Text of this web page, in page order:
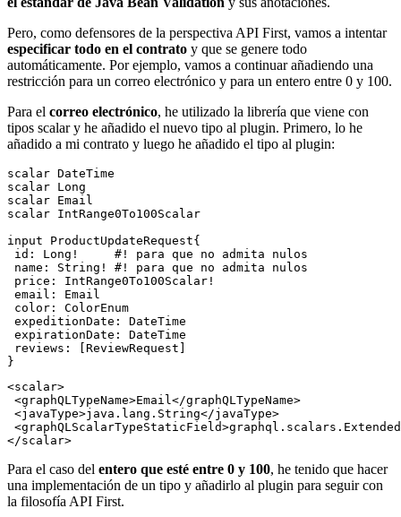
Pero, como defensores de la perspectiva API First, vamos a intentar
especificar todo en el contrato y que se genere todo
automáticamente. Por ejemplo, vamos a continuar añadiendo una
restricción para un correo electrónico y para un entero entre 0 y 100.
Para el correo electrónico, he utilizado la librería que viene con
tipos scalar y he añadido el nuevo tipo al plugin. Primero, lo he
añadido a mi contrato y luego he añadido el tipo al plugin:
scalar DateTime
scalar Long
scalar Email
scalar IntRange0To100Scalar
input ProductUpdateRequest{
id: Long!     #! para que no admita nulos
name: String! #! para que no admita nulos
price: IntRange0To100Scalar!
email: Email
color: ColorEnum
expeditionDate: DateTime
expirationDate: DateTime
reviews: [ReviewRequest]
<scalar>
<graphQLTypeName>Email</graphQLTypeName>
<javaType>java.lang.String</javaType>
Para el caso del entero que esté entre 0 y 100, he tenido que hacer
una implementación de un tipo y añadirlo al plugin para seguir con
la filosofía API First.